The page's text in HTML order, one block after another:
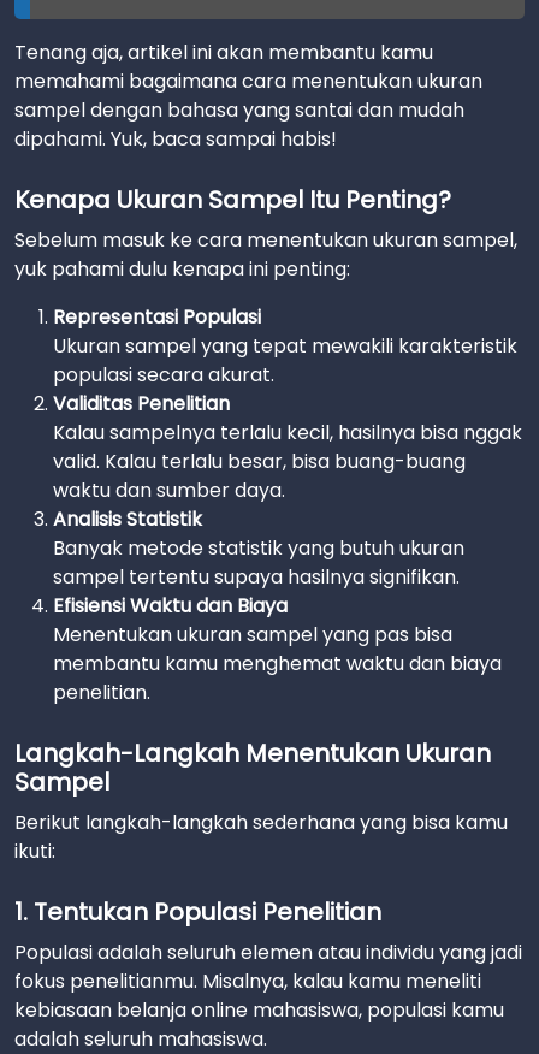
Tenang aja, artikel ini akan membantu kamu
memahami bagaimana cara menentukan ukuran
sampel dengan bahasa yang santai dan mudah
dipahami. Yuk, baca sampai habis!
Kenapa Ukuran Sampel Itu Penting?
Sebelum masuk ke cara menentukan ukuran sampel,
yuk pahami dulu kenapa ini penting:
Representasi Populasi
Ukuran sampel yang tepat mewakili karakteristik
populasi secara akurat.
Validitas Penelitian
Kalau sampelnya terlalu kecil, hasilnya bisa nggak
valid. Kalau terlalu besar, bisa buang-buang
waktu dan sumber daya.
Analisis Statistik
Banyak metode statistik yang butuh ukuran
sampel tertentu supaya hasilnya signifikan.
Efisiensi Waktu dan Biaya
Menentukan ukuran sampel yang pas bisa
membantu kamu menghemat waktu dan biaya
penelitian.
Langkah-Langkah Menentukan Ukuran
Sampel
Berikut langkah-langkah sederhana yang bisa kamu
ikuti:
1. Tentukan Populasi Penelitian
Populasi adalah seluruh elemen atau individu yang jadi
fokus penelitianmu. Misalnya, kalau kamu meneliti
kebiasaan belanja online mahasiswa, populasi kamu
adalah seluruh mahasiswa.